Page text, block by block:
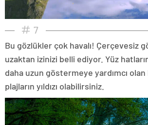
7
Bu gözlükler çok havalı! Çerçevesiz
uzaktan izinizi belli ediyor. Yüz
daha uzun göstermeye yardımcı
plajların yıldızı olabilirsiniz.